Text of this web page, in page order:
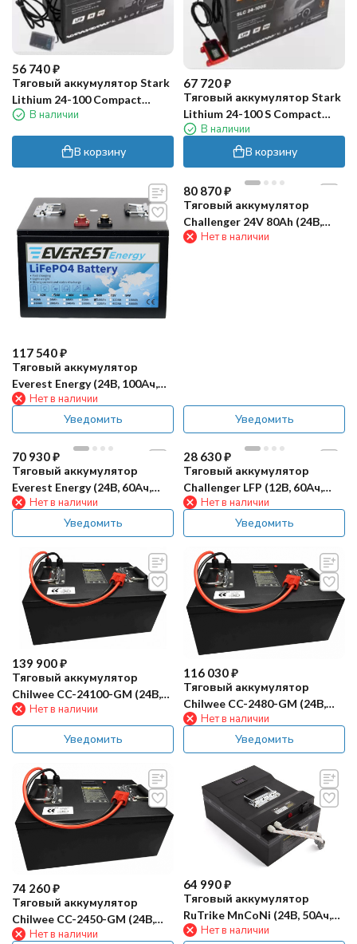
56 740₽
Тяговый аккумулятор Stark
Lithium 24-100 Compact
MFAV (24В, 100Ач, Li-ion)
В наличии
В корзину
67 720₽
Тяговый аккумулятор Stark
Lithium 24-100 S Compact
MFAV (24В, 100Ач, Li-ion)
В наличии
В корзину
117 540₽
Тяговый аккумулятор
Everest Energy (24В, 100Ач,
LiFePO4)
Нет в наличии
Уведомить
80 870₽
Тяговый аккумулятор
Challenger 24V 80Ah (24В,
80Ач, LiFePO4)
Нет в наличии
Уведомить
70 930₽
Тяговый аккумулятор
Everest Energy (24В, 60Ач,
LiFePO4, Bluetooth)
Нет в наличии
Уведомить
28 630₽
Тяговый аккумулятор
Challenger LFP (12В, 60Ач,
LiFePO4)
Нет в наличии
Уведомить
139 900₽
Тяговый аккумулятор
Chilwee CC-24100-GM (24В,
100Ач, Li-Ion)
Нет в наличии
Уведомить
116 030₽
Тяговый аккумулятор
Chilwee CC-2480-GM (24В,
80Ач, Li-Ion)
Нет в наличии
Уведомить
74 260₽
Тяговый аккумулятор
Chilwee CC-2450-GM (24В,
50Ач, Li-Ion)
Нет в наличии
64 990₽
Тяговый аккумулятор
RuTrike MnCoNi (24В, 50Ач,
Li) Нет в наличии